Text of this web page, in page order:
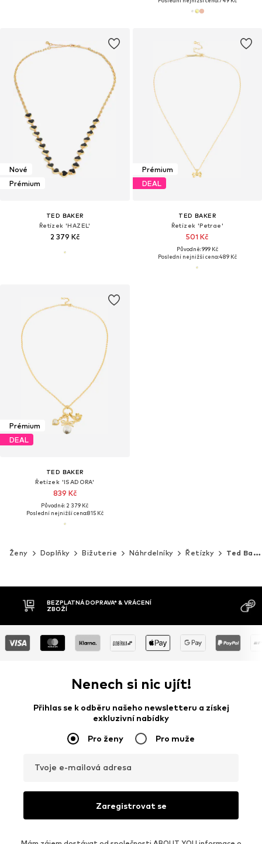
Nové
Prémium
TED BAKER
Řetízek 'HAZEL'
2 379 Kč
Prémium
DEAL
TED BAKER
Řetízek 'Petrae'
501 Kč
Původně: 999 Kč
Poslední nejnižší cena:489 Kč
Prémium
DEAL
TED BAKER
Řetízek 'ISADORA'
839 Kč
Původně: 2 379 Kč
Poslední nejnižší cena:815 Kč
Ženy Doplňky Bižuterie Náhrdelníky Řetízky Ted Baker
DOBÍRKA
MOŽNOST
Nenech si nic ujít!
Přihlas se k odběru našeho newsletteru a získej
exkluzivní nabídky
Pro ženy Pro muže
Tvoje e-mailová adresa
Zaregistrovat se